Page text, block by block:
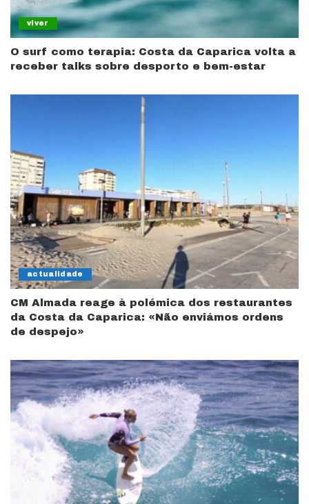
viver
O surf como terapia: Costa da Caparica volta a
receber talks sobre desporto e bem-estar
actualidade
CM Almada reage à polémica dos restaurantes
da Costa da Caparica: «Não enviámos ordens
de despejo»